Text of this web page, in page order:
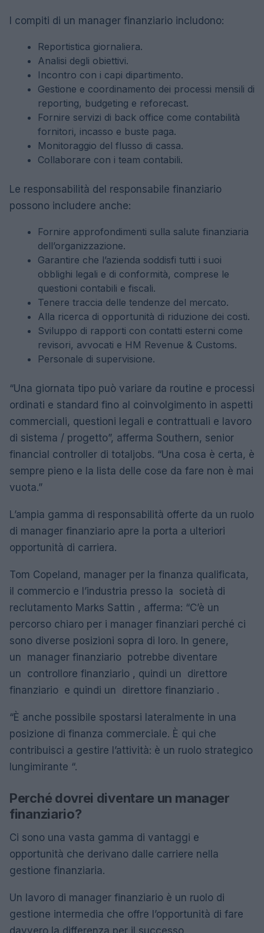
I compiti di un manager finanziario includono:
Reportistica giornaliera.
Analisi degli obiettivi.
Incontro con i capi dipartimento.
Gestione e coordinamento dei processi mensili di
reporting, budgeting e reforecast.
Fornire servizi di back office come contabilità
fornitori, incasso e buste paga.
Monitoraggio del flusso di cassa.
Collaborare con i team contabili.
Le responsabilità del responsabile finanziario
possono includere anche:
Fornire approfondimenti sulla salute finanziaria
dell’organizzazione.
Garantire che l’azienda soddisfi tutti i suoi
obblighi legali e di conformità, comprese le
questioni contabili e fiscali.
Tenere traccia delle tendenze del mercato.
Alla ricerca di opportunità di riduzione dei costi.
Sviluppo di rapporti con contatti esterni come
revisori, avvocati e HM Revenue & Customs.
Personale di supervisione.
“Una giornata tipo può variare da routine e processi
ordinati e standard fino al coinvolgimento in aspetti
commerciali, questioni legali e contrattuali e lavoro
di sistema / progetto”, afferma Southern, senior
financial controller di totaljobs. “Una cosa è certa, è
sempre pieno e la lista delle cose da fare non è mai
vuota.”
L’ampia gamma di responsabilità offerte da un ruolo
di manager finanziario apre la porta a ulteriori
opportunità di carriera.
Tom Copeland, manager per la finanza qualificata,
il commercio e l’industria presso la società di
reclutamento Marks Sattin , afferma: “C’è un
percorso chiaro per i manager finanziari perché ci
sono diverse posizioni sopra di loro. In genere,
un manager finanziario potrebbe diventare
un controllore finanziario , quindi un direttore
finanziario e quindi un direttore finanziario .
“È anche possibile spostarsi lateralmente in una
posizione di finanza commerciale. È qui che
contribuisci a gestire l’attività: è un ruolo strategico
lungimirante “.
Perché dovrei diventare un manager
finanziario?
Ci sono una vasta gamma di vantaggi e
opportunità che derivano dalle carriere nella
gestione finanziaria.
Un lavoro di manager finanziario è un ruolo di
gestione intermedia che offre l’opportunità di fare
davvero la differenza per il successo